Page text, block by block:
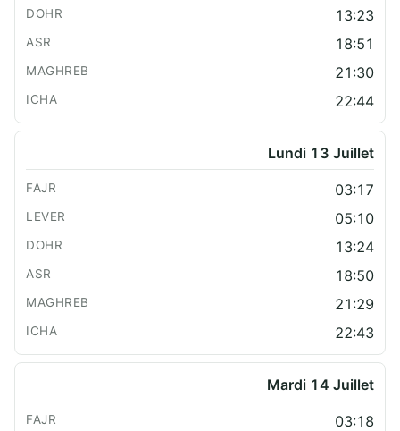
13:23
18:51
21:30
22:44
Lundi 13 Juillet
03:17
05:10
13:24
18:50
21:29
22:43
Mardi 14 Juillet
03:18